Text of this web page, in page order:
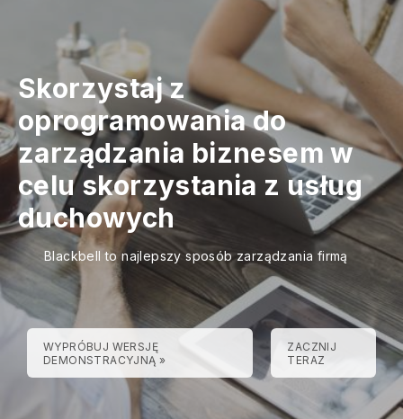
Skorzystaj z
oprogramowania do
zarządzania biznesem w
celu skorzystania z usług
duchowych
Blackbell to najlepszy sposób zarządzania firmą
WYPRÓBUJ WERSJĘ
DEMONSTRACYJNĄ »
ZACZNIJ
TERAZ